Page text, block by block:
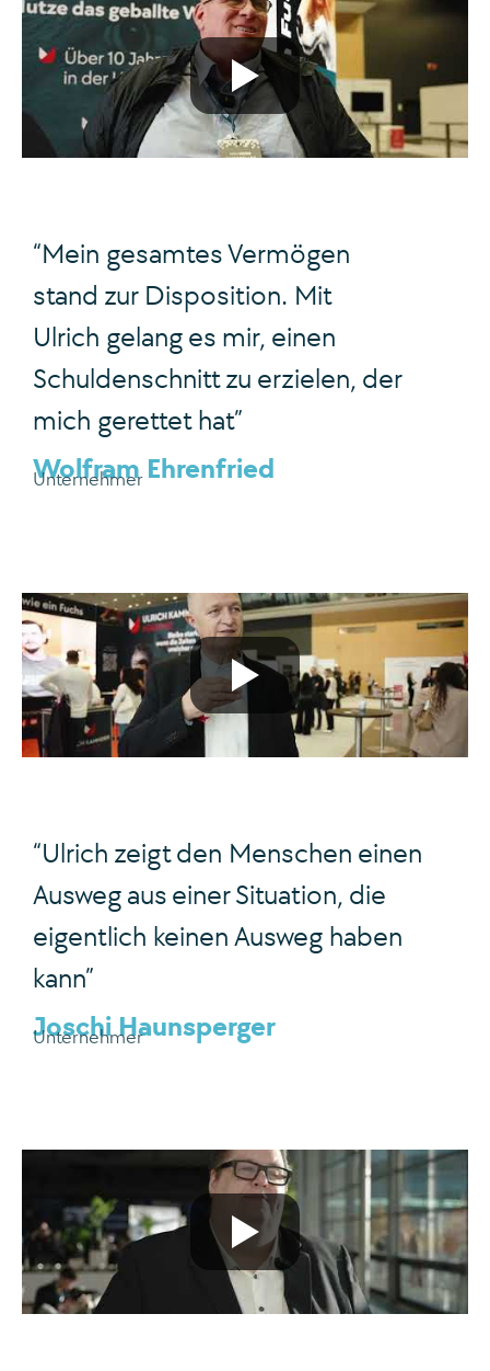
“Mein gesamtes Vermögen
stand zur Disposition. Mit
Ulrich gelang es mir, einen
Schuldenschnitt zu erzielen, der
mich gerettet hat”
Wolfram Ehrenfried
Unternehmer
“Ulrich zeigt den Menschen einen
Ausweg aus einer Situation, die
eigentlich keinen Ausweg haben
kann”
Joschi Haunsperger
Unternehmer